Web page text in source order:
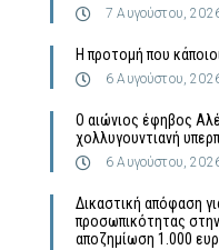
7 Αυγούστου,
Η προτομή που
6 Αυγούστου,
Ο αιώνιος έφηβος
χολλυγουντιανή
6 Αυγούστου,
Δικαστική απόφαση
προσωπικότητας
αποζημίωση 1.000